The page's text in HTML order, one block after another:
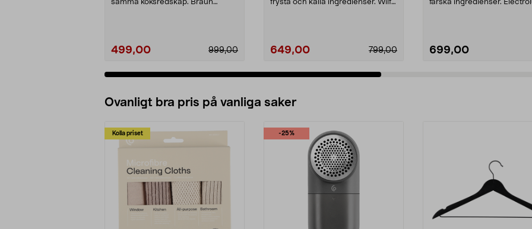
samma köksredskap. Braun
499,00 999,00
frysta och kalla ingredienser. Wilfa
649,00 799,00
färska ingredienser.
699,00
Ovanligt bra pris på vanliga saker
Kolla priset -25%